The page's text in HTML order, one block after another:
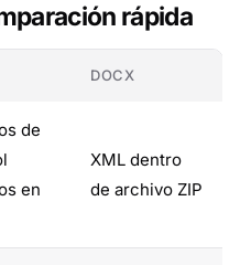
rápida
DOCX
de
en
XML dentro
de archivo ZIP